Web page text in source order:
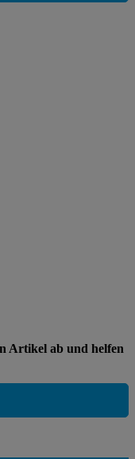
Artikel ab und helfen